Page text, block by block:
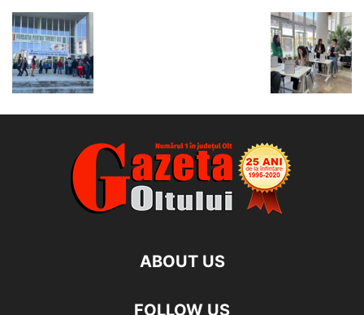
ABOUT US
FOLLOW US